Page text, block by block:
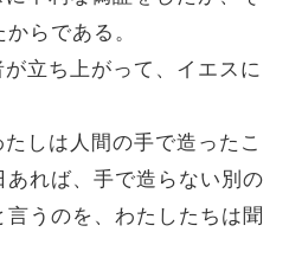
らである。
立ち上がって、イエスに
しは人間の手で造ったこ
れば、手で造らない別の
うのを、わたしたちは聞